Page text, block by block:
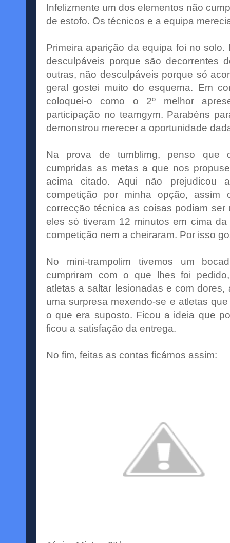
Infelizmente um dos elementos não
de estofo. Os técnicos e a equipa
Primeira aparição da equipa foi no
desculpáveis porque são decorrentes
outras, não desculpáveis porque só
geral gostei muito do esquema. Em
coloquei-o como o 2º melhor
participação no teamgym. Parabéns
demonstrou merecer a oportunidade
Na prova de tumblimg, penso que
cumpridas as metas a que nos
acima citado. Aqui não prejudicou
competição por minha opção,
correcção técnica as coisas podiam
eles só tiveram 12 minutos em cima
competição nem a cheiraram. Por isso
No mini-trampolim tivemos um
cumpriram com o que lhes foi
atletas a saltar lesionadas e com
uma surpresa mexendo-se e atletas
o que era suposto. Ficou a ideia que
ficou a satisfação da entrega.
No fim, feitas as contas ficámos assim: